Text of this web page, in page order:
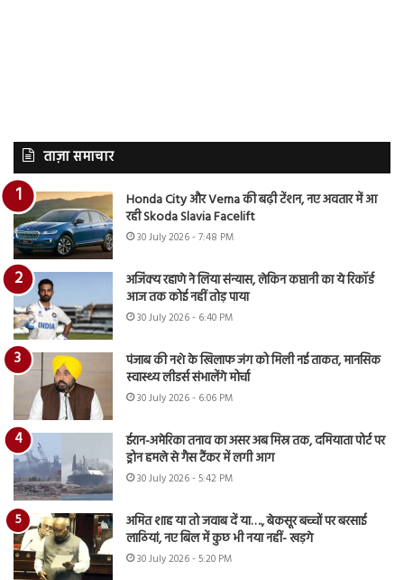
ताज़ा समाचार
Honda City और Verna की बढ़ी टेंशन, नए अवतार में आ
रही Skoda Slavia Facelift
30 July 2026 - 7:48 PM
अजिंक्य रहाणे ने लिया संन्यास, लेकिन कप्तानी का ये रिकॉर्ड
आज तक कोई नहीं तोड़ पाया
30 July 2026 - 6:40 PM
पंजाब की नशे के खिलाफ जंग को मिली नई ताकत, मानसिक
स्वास्थ्य लीडर्स संभालेंगे मोर्चा
30 July 2026 - 6:06 PM
ईरान-अमेरिका तनाव का असर अब मिस्र तक, दमियाता पोर्ट पर
ड्रोन हमले से गैस टैंकर में लगी आग
30 July 2026 - 5:42 PM
अमित शाह या तो जवाब दें या…., बेकसूर बच्चों पर बरसाई
लाठियां, नए बिल में कुछ भी नया नहीं- खड़गे
30 July 2026 - 5:20 PM